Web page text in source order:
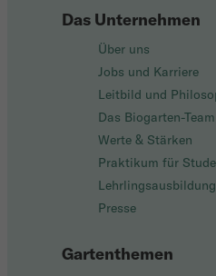
Das Unternehmen
Über uns
Jobs und Karriere
Leitbild und
Das Biogarten-Team
Werte & Stärken
Praktikum für
Lehrlingsausbildung
Presse
Gartenthemen